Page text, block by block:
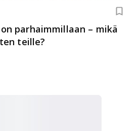
parhaimmillaan – mikä
teille?